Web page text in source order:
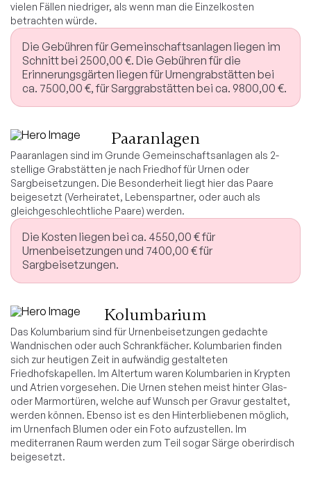
vielen Fällen niedriger, als wenn man die Einzelkosten
betrachten würde.
Die Gebühren für Gemeinschaftsanlagen liegen im
Schnitt bei 2500,00 €. Die Gebühren für die
Erinnerungsgärten liegen für Urnengrabstätten bei
ca. 7500,00 €, für Sarggrabstätten bei ca. 9800,00 €.
Paaranlagen
Paaranlagen sind im Grunde Gemeinschaftsanlagen als 2-
stellige Grabstätten je nach Friedhof für Urnen oder
Sargbeisetzungen. Die Besonderheit liegt hier das Paare
beigesetzt (Verheiratet, Lebenspartner, oder auch als
gleichgeschlechtliche Paare) werden.
Die Kosten liegen bei ca. 4550,00 € für
Urnenbeisetzungen und 7400,00 € für
Sargbeisetzungen.
Kolumbarium
Das Kolumbarium sind für Urnenbeisetzungen gedachte
Wandnischen oder auch Schrankfächer. Kolumbarien finden
sich zur heutigen Zeit in aufwändig gestalteten
Friedhofskapellen. Im Altertum waren Kolumbarien in Krypten
und Atrien vorgesehen. Die Urnen stehen meist hinter Glas-
oder Marmortüren, welche auf Wunsch per Gravur gestaltet,
werden können. Ebenso ist es den Hinterbliebenen möglich,
im Urnenfach Blumen oder ein Foto aufzustellen. Im
mediterranen Raum werden zum Teil sogar Särge oberirdisch
beigesetzt.